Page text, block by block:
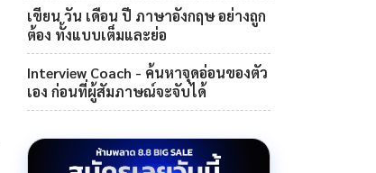
เขียน วัน เดือน ปี ภาษาอังกฤษ อย่างถูก
ต้อง ทั้งแบบเต็มและย่อ
Interview Coach - ค้นหาจุดอ่อนของตัว
เอง ก่อนที่ผู้สัมภาษณ์จะจับได้